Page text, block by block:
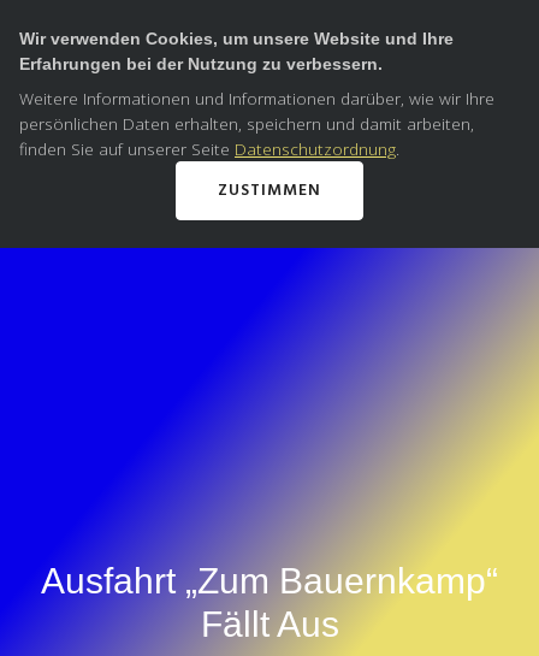
Ausfahrt „Zum Bauernkamp“
Fällt Aus
Wir verwenden Cookies, um unsere Website und Ihre
Erfahrungen bei der Nutzung zu verbessern.
Weitere Informationen und Informationen darüber, wie wir Ihre
persönlichen Daten erhalten, speichern und damit arbeiten,
finden Sie auf unserer Seite Datenschutzordnung.
ZUSTIMMEN